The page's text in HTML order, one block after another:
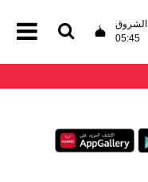
الشروق
05:45